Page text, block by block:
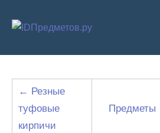
← Резные
туфовые
кирпичи
Предметы